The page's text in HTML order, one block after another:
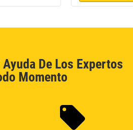
De Los Expertos
Momento